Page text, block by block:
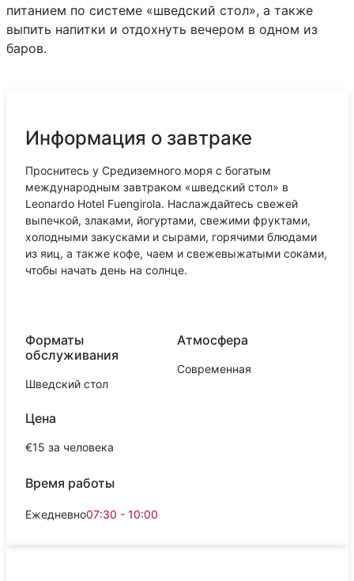
питанием по системе «шведский стол», а также
выпить напитки и отдохнуть вечером в одном из
баров.
Информация о завтраке
Проснитесь у Средиземного моря с богатым
международным завтраком «шведский стол» в
Leonardo Hotel Fuengirola. Наслаждайтесь свежей
выпечкой, злаками, йогуртами, свежими фруктами,
холодными закусками и сырами, горячими блюдами
из яиц, а также кофе, чаем и свежевыжатыми соками,
чтобы начать день на солнце.
Форматы
обслуживания
Шведский стол
Атмосфера
Современная
Цена
€15 за человека
Время работы
Ежедневно07:30 - 10:00